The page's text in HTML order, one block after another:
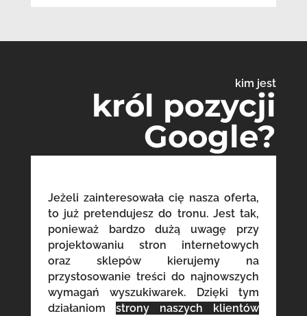
kim jest
król pozycji
Google?
Jeżeli zainteresowała cię nasza oferta,
to już pretendujesz do tronu. Jest tak,
ponieważ bardzo dużą uwagę przy
projektowaniu stron internetowych
oraz sklepów kierujemy na
przystosowanie treści do najnowszych
wymagań wyszukiwarek. Dzięki tym
działaniom strony naszych klientów